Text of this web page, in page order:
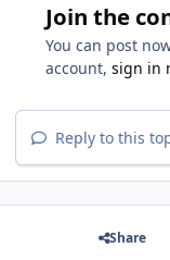
Join the
You can post
account, sign in
Reply to this
Share